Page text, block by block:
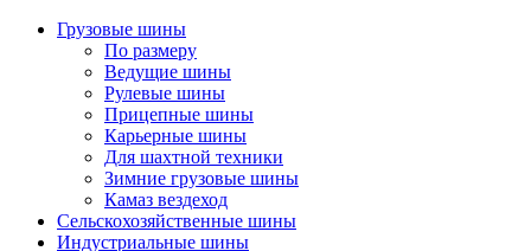
Грузовые шины
По размеру
Ведущие шины
Рулевые шины
Прицепные шины
Карьерные шины
Для шахтной техники
Зимние грузовые шины
Камаз вездеход
Сельскохозяйственные шины
Индустриальные шины